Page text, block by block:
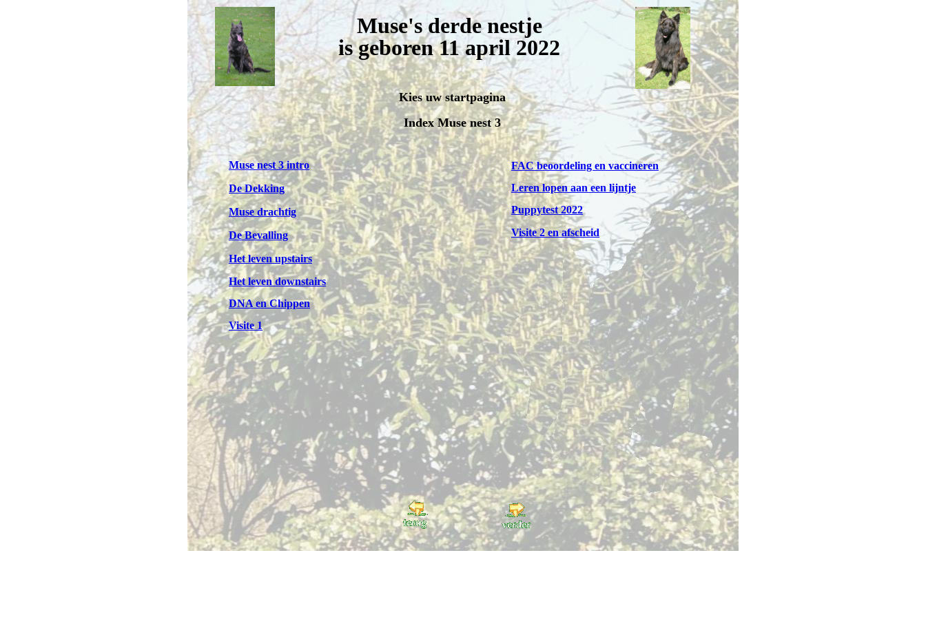
Muse's derde nestje
is geboren 11 april 2022
Kies uw startpagina
Index Muse nest 3
Muse nest 3intro
De Dekking
Muse drachtig
De Bevalling
Het leven upstairs
Het leven downstairs
DNA en Chippen
Visite 1
FAC beoordeling en vaccineren
Leren lopen aan een lijntje
Puppytest 2022
Visite 2 en afscheid